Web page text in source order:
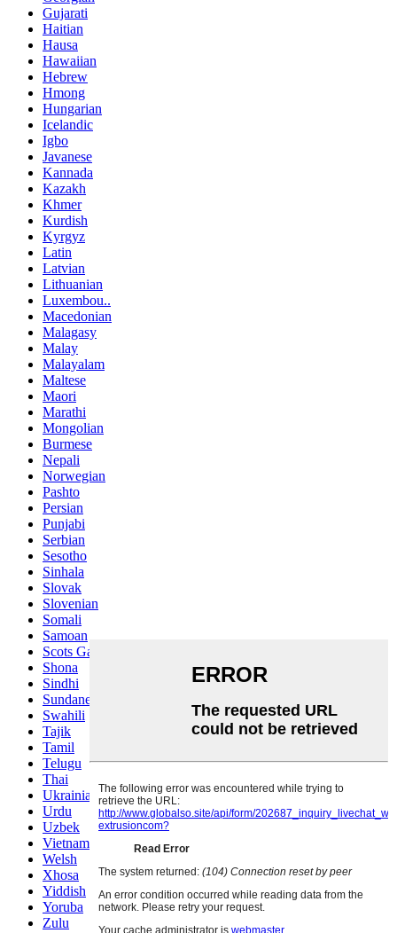
Gujarati
Haitian
Hausa
Hawaiian
Hebrew
Hmong
Hungarian
Icelandic
Igbo
Javanese
Kannada
Kazakh
Khmer
Kurdish
Kyrgyz
Latin
Latvian
Lithuanian
Luxembou..
Macedonian
Malagasy
Malay
Malayalam
Maltese
Maori
Marathi
Mongolian
Burmese
Nepali
Norwegian
Pashto
Persian
Punjabi
Serbian
Sesotho
Sinhala
Slovak
Slovenian
Somali
Samoan
Scots Gaelic
Shona
Sindhi
Sundanese
Swahili
Tajik
Tamil
Telugu
Thai
Ukrainian
Urdu
Uzbek
Vietnamese
Welsh
Xhosa
Yiddish
Yoruba
Zulu